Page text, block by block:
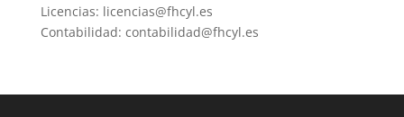
Licencias: licencias@fhcyl.es
Contabilidad: contabilidad@fhcyl.es